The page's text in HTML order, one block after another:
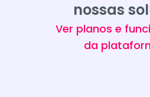
Ver planos e
da